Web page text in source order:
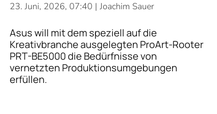
23. Juni, 2026, 07:40 | Joachim Sauer
Asus will mit dem speziell auf die
Kreativbranche ausgelegten ProArt-Rooter
PRT-BE5000 die Bedürfnisse von
vernetzten Produktionsumgebungen
erfüllen.